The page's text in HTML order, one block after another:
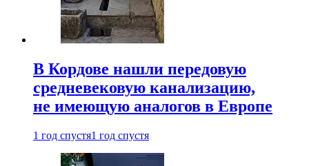
В Кордове нашли передовую
средневековую канализацию,
не имеющую аналогов в Европе
1 год спустя1 год спустя